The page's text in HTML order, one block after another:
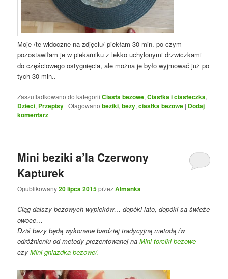
Moje /te widoczne na zdjęciu/ piekłam 30 min. po czym
pozostawiłam je w piekarniku z lekko uchylonymi drzwiczkami
do częściowego ostygnięcia, ale można je było wyjmować już po
tych 30 min..
Zaszufladkowano do kategorii Ciasta bezowe,Ciastka i ciasteczka,
Dzieci, Przepisy |Otagowano beziki,bezy,ciastka bezowe | Dodaj
komentarz
Mini beziki a’la Czerwony
Kapturek
Opublikowany20 lipca 2015przezAlmanka
Ciąg dalszy bezowych wypieków… dopóki lato, dopóki są świeże
owoce…
Dziś bezy będą wykonane bardziej tradycyjną metodą /w
odróżnieniu od metody prezentowanej naMini torciki bezowe
czyMini gniazdka bezowe/.